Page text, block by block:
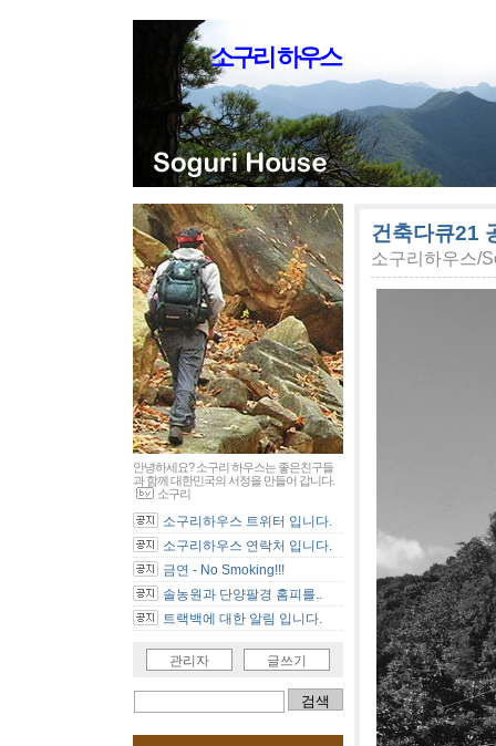
소구리 하우스
건축다큐21
소구리하우스/
안녕하세요? 소구리 하우스는 좋은친구들
과 함께 대한민국의 서정을 만들어 갑니다.
소구리
소구리하우스 트위터 입니다.
소구리하우스 연락처 입니다.
금연 - No Smoking!!!
솔농원과 단양팔경 홈피를..
트랙백에 대한 알림 입니다.
관리자 글쓰기